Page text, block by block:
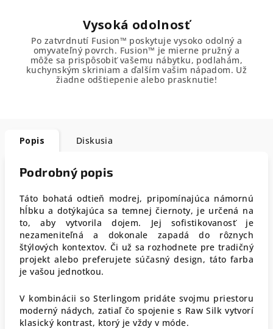
Vysoká odolnosť
Po zatvrdnutí Fusion™ poskytuje vysoko odolný a
omyvateľný povrch. Fusion™ je mierne pružný a
môže sa prispôsobiť vašemu nábytku, podlahám,
kuchynským skriniam a ďalším vašim nápadom. Už
žiadne odštiepenie alebo prasknutie!
Popis Diskusia
Podrobný popis
Táto bohatá odtieň modrej, pripomínajúca námornú
hĺbku a dotýkajúca sa temnej čiernoty, je určená na
to, aby vytvorila dojem. Jej sofistikovanosť je
nezameniteľná a dokonale zapadá do rôznych
štýlových kontextov. Či už sa rozhodnete pre tradičný
projekt alebo preferujete súčasný design, táto farba
je vašou jednotkou.
V kombinácii so Sterlingom pridáte svojmu priestoru
moderný nádych, zatiaľ čo spojenie s Raw Silk vytvorí
klasický kontrast, ktorý je vždy v móde.